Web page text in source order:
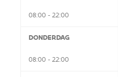
08:00 - 22:00
DONDERDAG
08:00 - 22:00